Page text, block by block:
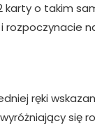
o takim
ręki